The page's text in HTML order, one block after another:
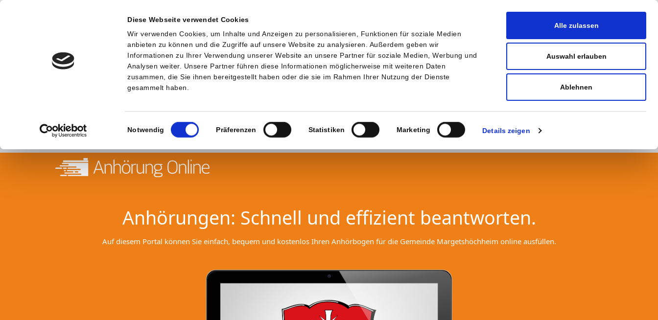
Diese Webseite verwendet Cookies
Wir verwenden Cookies, um Inhalte und Anzeigen zu personalisieren, Funktionen für soziale Medien
anbieten zu können und die Zugriffe auf unsere Website zu analysieren. Außerdem geben wir
Informationen zu Ihrer Verwendung unserer Website an unsere Partner für soziale Medien, Werbung und
Analysen weiter. Unsere Partner führen diese Informationen möglicherweise mit weiteren Daten
zusammen, die Sie ihnen bereitgestellt haben oder die sie im Rahmen Ihrer Nutzung der Dienste
gesammelt haben.
Einwilligungsauswahl
Notwendig Präferenzen Statistiken Marketing Details zeigen
Alle zulassen
Auswahl erlauben
Ablehnen
Anhörungen: Schnell und effizient beantworten.
Auf diesem Portal können Sie einfach, bequem und kostenlos Ihren Anhörbogen für die Gemeinde Margetshöchheim online ausfüllen.